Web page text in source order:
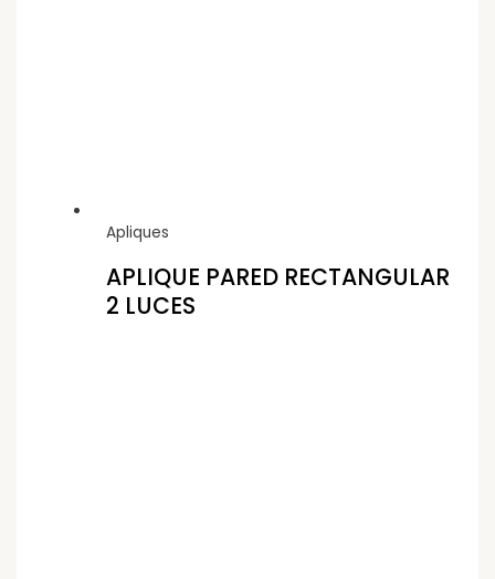
Apliques
APLIQUE PARED RECTANGULAR
2 LUCES